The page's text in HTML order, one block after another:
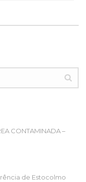
CONTAMINADA –
de Estocolmo